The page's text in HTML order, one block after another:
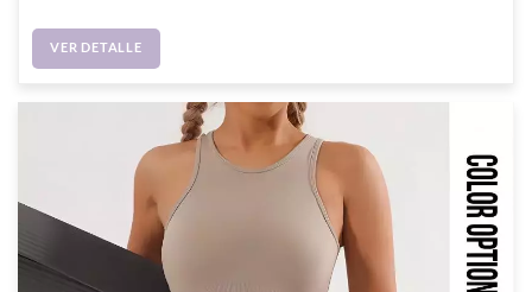
VER DETALLE